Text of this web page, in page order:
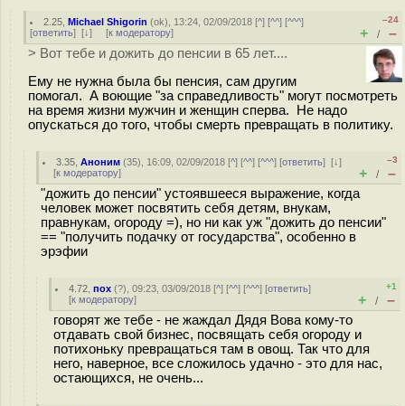
2.25 ,Michael Shigorin (ok), 13:24, 02/09/2018 [^] [^^] [^^^]
[ответить] [↓] [к модератору]
–24
+ / –
> Вот тебе и дожить до пенсии в 65 лет....
Ему не нужна была бы пенсия, сам другим
помогал. А воющие "за справедливость" могут посмотреть
на время жизни мужчин и женщин сперва. Не надо
опускаться до того, чтобы смерть превращать в политику.
3.35 ,Аноним (35), 16:09, 02/09/2018 [^] [^^] [^^^] [ответить][↓]
[к модератору]
–3
+ / –
"дожить до пенсии" устоявшееся выражение, когда
человек может посвятить себя детям, внукам,
правнукам, огороду =), но ни как уж "дожить до пенсии"
== "получить подачку от государства", особенно в
эрэфии
4.72 ,пох (?), 09:23, 03/09/2018 [^] [^^] [^^^] [ответить]
[к модератору]
+1
+ / –
говорят же тебе - не жаждал Дядя Вова кому-то
отдавать свой бизнес, посвящать себя огороду и
потихоньку превращаться там в овощ. Так что для
него, наверное, все сложилось удачно - это для нас,
остающихся, не очень...